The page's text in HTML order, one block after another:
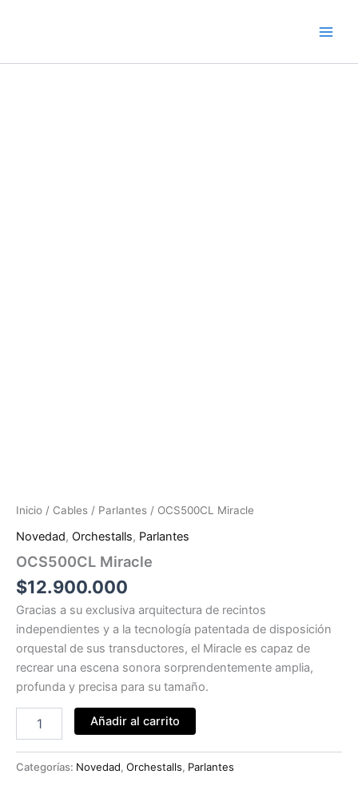
Inicio / Cables / Parlantes / OCS500CL Miracle
Novedad, Orchestalls, Parlantes
OCS500CL Miracle
$12.900.000
Gracias a su exclusiva arquitectura de recintos
independientes y a la tecnología patentada de disposición
orquestal de sus transductores, el Miracle es capaz de
recrear una escena sonora sorprendentemente amplia,
profunda y precisa para su tamaño.
Añadir al carrito
Categorías: Novedad, Orchestalls, Parlantes